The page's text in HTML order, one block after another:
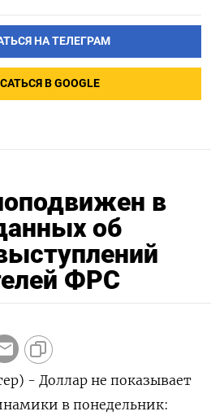
НА ТЕЛЕГРАМ
В GOOGLE
в
об
ФРС
- Доллар не показывает
в понедельник: